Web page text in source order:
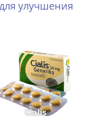
улучшения
Cialis